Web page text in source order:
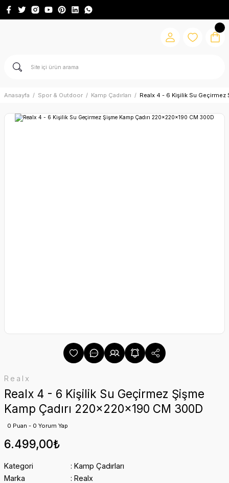
Anasayfa Spor & Outdoor Kamp Çadırları Realx 4 - 6 Kişilik Su Geçirmez
Realx
Realx 4 - 6 Kişilik Su Geçirmez Şişme
Kamp Çadırı 220x220x190 CM 300D
0 Puan - 0 Yorum Yap
6.499,00₺
Kategori
Kamp Çadırları
Marka
Realx